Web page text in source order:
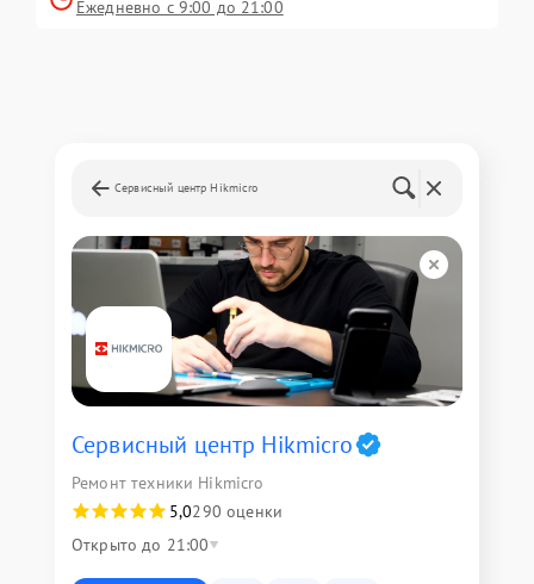
Ежедневно с 9:00 до 21:00
Сервисный центр Hikmicro
Сервисный центр Hikmicro
Ремонт техники Hikmicro
5,0290 оценки
Открыто до 21:00